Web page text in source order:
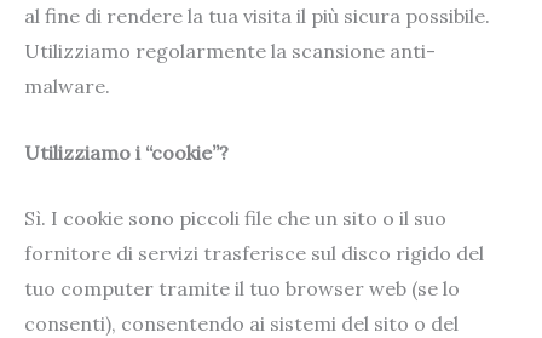
al fine di rendere la tua visita il più sicura possibile.
Utilizziamo regolarmente la scansione anti-
malware.
Utilizziamo i “cookie”?
Sì. I cookie sono piccoli file che un sito o il suo
fornitore di servizi trasferisce sul disco rigido del
tuo computer tramite il tuo browser web (se lo
consenti), consentendo ai sistemi del sito o del